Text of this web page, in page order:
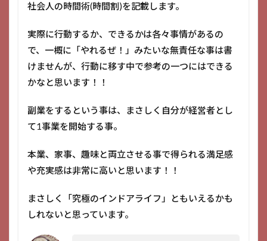
社会人の時間術(時間割)を記載します。
実際に行動するか、できるかは各々事情があるの
で、一概に「やれるぜ！」みたいな無責任な事は書
けませんが、行動に移す中で参考の一つにはできる
かなと思います！！
副業をするという事は、まさしく自分が経営者とし
て1事業を開始する事。
本業、家事、趣味と両立させる事で得られる満足感
や充実感は非常に高いと思います！！
まさしく「究極のインドアライフ」ともいえるかも
しれないと思っています。